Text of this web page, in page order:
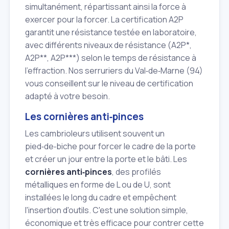
simultanément, répartissant ainsi la force à
exercer pour la forcer. La certification A2P
garantit une résistance testée en laboratoire,
avec différents niveaux de résistance (A2P*,
A2P**, A2P***) selon le temps de résistance à
l'effraction. Nos serruriers du Val‑de‑Marne (94)
vous conseillent sur le niveau de certification
adapté à votre besoin.
Les cornières anti‑pinces
Les cambrioleurs utilisent souvent un
pied‑de‑biche pour forcer le cadre de la porte
et créer un jour entre la porte et le bâti. Les
cornières anti‑pinces, des profilés
métalliques en forme de L ou de U, sont
installées le long du cadre et empêchent
l'insertion d'outils. C'est une solution simple,
économique et très efficace pour contrer cette